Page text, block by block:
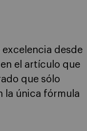
desde
el artículo que
que sólo
la única fórmula